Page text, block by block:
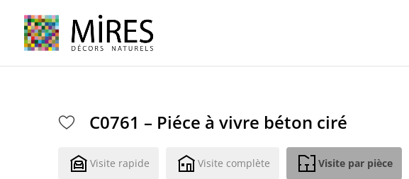
C0761 – Piéce à vivre béton ciré
Visite rapide Visite complète Visite par pièce